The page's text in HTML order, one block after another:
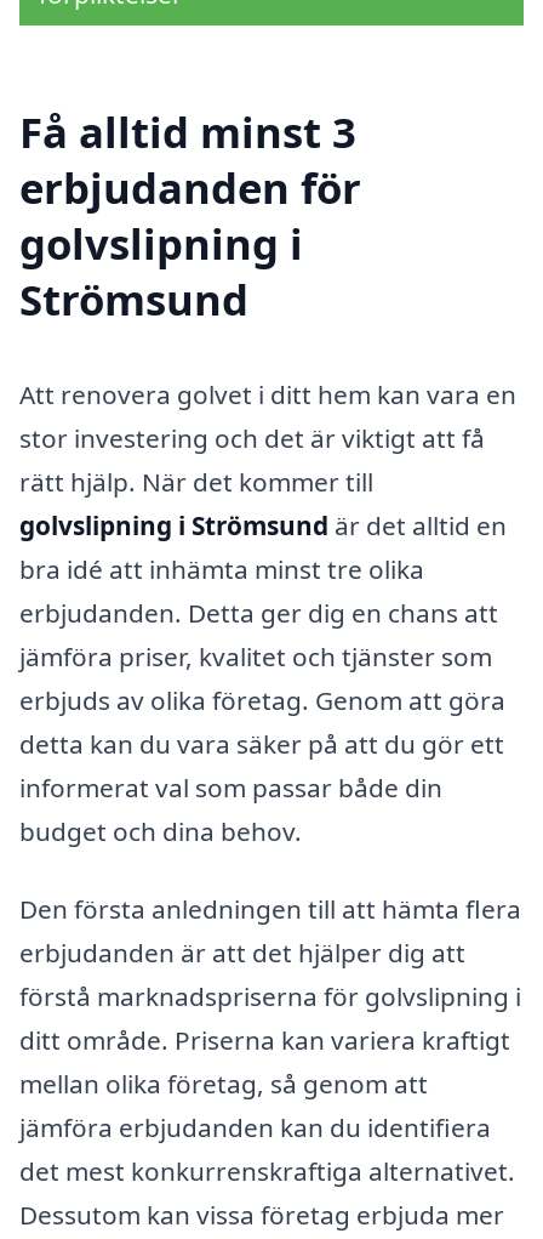
Få alltid minst 3
erbjudanden för
golvslipning i
Strömsund
Att renovera golvet i ditt hem kan vara en
stor investering och det är viktigt att få
rätt hjälp. När det kommer till
golvslipning i Strömsund är det alltid en
bra idé att inhämta minst tre olika
erbjudanden. Detta ger dig en chans att
jämföra priser, kvalitet och tjänster som
erbjuds av olika företag. Genom att göra
detta kan du vara säker på att du gör ett
informerat val som passar både din
budget och dina behov.
Den första anledningen till att hämta flera
erbjudanden är att det hjälper dig att
förstå marknadspriserna för golvslipning i
ditt område. Priserna kan variera kraftigt
mellan olika företag, så genom att
jämföra erbjudanden kan du identifiera
det mest konkurrenskraftiga alternativet.
Dessutom kan vissa företag erbjuda mer